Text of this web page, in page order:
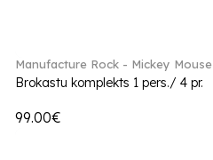
Manufacture Rock - Mickey Mouse
Brokastu komplekts 1 pers./ 4 pr.
99.00€